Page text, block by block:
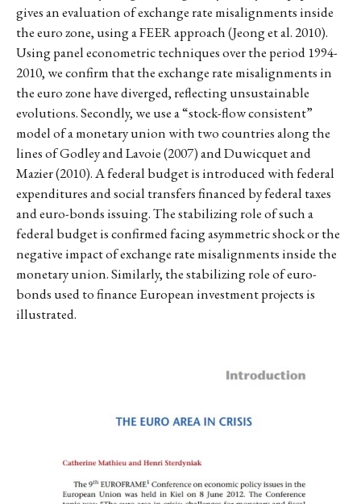
gives an evaluation of exchange rate misalignments inside
the euro zone, using a FEER approach (Jeong et al. 2010).
Using panel econometric techniques over the period 1994-
2010, we confirm that the exchange rate misalignments in
the euro zone have diverged, reflecting unsustainable
evolutions. Secondly, we use a “stock-flow consistent”
model of a monetary union with two countries along the
lines of Godley and Lavoie (2007) and Duwicquet and
Mazier (2010). A federal budget is introduced with federal
expenditures and social transfers financed by federal taxes
and euro-bonds issuing. The stabilizing role of such a
federal budget is confirmed facing asymmetric shock or the
negative impact of exchange rate misalignments inside the
monetary union. Similarly, the stabilizing role of euro-
bonds used to finance European investment projects is
illustrated.